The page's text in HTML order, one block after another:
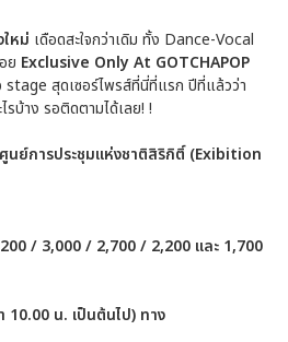
หม่ เดือดสะใจกว่าเดิม ทั้ง Dance-Vocal
ย Exclusive Only At GOTCHAPOP
stage สุดเซอร์ไพรส์ที่นี่ที่แรก ปีที่แล้วว่า
รบ้าง รอติดตามได้เลย! !
นย์การประชุมแห่งชาติสิริกิติ์ (Exibition
/ 3,000 / 2,700 / 2,200 และ 1,700
10.00 น. เป็นต้นไป) ทาง